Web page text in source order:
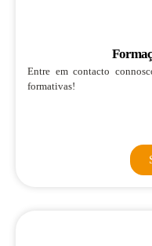
Entre em contacto
formativas!